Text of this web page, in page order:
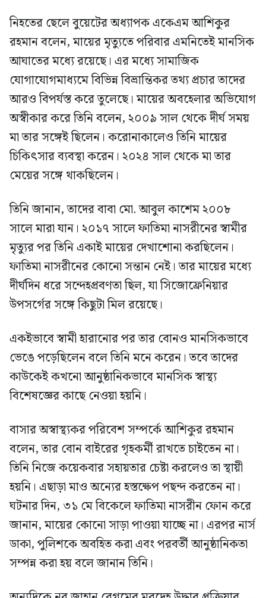
নিহতের ছেলে বুয়েটের অধ্যাপক একেএম আশিকুর
রহমান বলেন, মায়ের মৃত্যুতে পরিবার এমনিতেই মানসিক
আঘাতের মধ্যে রয়েছে। এর মধ্যে সামাজিক
যোগাযোগমাধ্যমে বিভিন্ন বিভ্রান্তিকর তথ্য প্রচার তাদের
আরও বিপর্যস্ত করে তুলেছে। মায়ের অবহেলার অভিযোগ
অস্বীকার করে তিনি বলেন, ২০০৯ সাল থেকে দীর্ঘ সময়
মা তার সঙ্গেই ছিলেন। করোনাকালেও তিনি মায়ের
চিকিৎসার ব্যবস্থা করেন। ২০২৪ সাল থেকে মা তার
মেয়ের সঙ্গে থাকছিলেন।
তিনি জানান, তাদের বাবা মো. আবুল কাশেম ২০০৮
সালে মারা যান। ২০১৭ সালে ফাতিমা নাসরীনের স্বামীর
মৃত্যুর পর তিনি একাই মায়ের দেখাশোনা করছিলেন।
ফাতিমা নাসরীনের কোনো সন্তান নেই। তার মায়ের মধ্যে
দীর্ঘদিন ধরে সন্দেহপ্রবণতা ছিল, যা সিজোফ্রেনিয়ার
উপসর্গের সঙ্গে কিছুটা মিল রয়েছে।
একইভাবে স্বামী হারানোর পর তার বোনও মানসিকভাবে
ভেঙে পড়েছিলেন বলে তিনি মনে করেন। তবে তাদের
কাউকেই কখনো আনুষ্ঠানিকভাবে মানসিক স্বাস্থ্য
বিশেষজ্ঞের কাছে নেওয়া হয়নি।
বাসার অস্বাস্থ্যকর পরিবেশ সম্পর্কে আশিকুর রহমান
বলেন, তার বোন বাইরের গৃহকর্মী রাখতে চাইতেন না।
তিনি নিজে কয়েকবার সহায়তার চেষ্টা করলেও তা স্থায়ী
হয়নি। এছাড়া মাও অন্যের হস্তক্ষেপ পছন্দ করতেন না।
ঘটনার দিন, ৩১ মে বিকেলে ফাতিমা নাসরীন ফোন করে
জানান, মায়ের কোনো সাড়া পাওয়া যাচ্ছে না। এরপর নার্স
ডাকা, পুলিশকে অবহিত করা এবং পরবর্তী আনুষ্ঠানিকতা
সম্পন্ন করা হয় বলে জানান তিনি।